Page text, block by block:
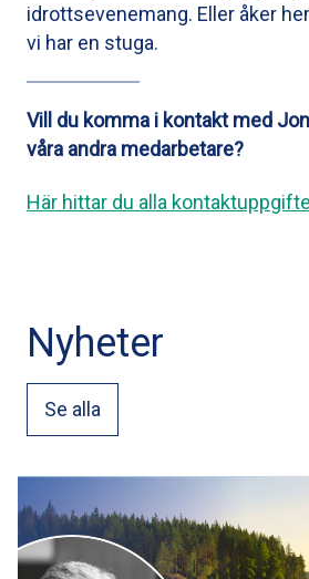
idrottsevenemang. Eller åker
vi har en stuga.
Vill du komma i kontakt med
våra andra medarbetare?
Här hittar du alla
Nyheter
Se alla